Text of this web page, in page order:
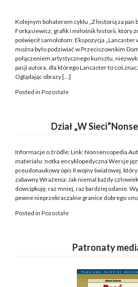
Kolejnym bohaterem cyklu „Z historią za pan
Forkasiewicz, grafik i miłośnik historii, który
poświęcił samolotom. Ekspozycja „Lancaster
można było podziwiać w Przeciszowskim
połączeniem artystycznego kunsztu,
pasji autora, dla którego Lancaster to coś
Oglądając obrazy […]
Posted in Pozostałe
Dział „W
Informacje o źródle: Link: Nonsensopedia
materiału: notka encyklopedyczna Wersje
pseudonaukowy opis II wojny światowej, który
zabawny Wrażenia: Jak niemal każdy
dowcipkuję, raz mniej, raz bardziej udanie.
pewne nieprzekraczalne granice dobrego
Posted in Pozostałe
Patronaty